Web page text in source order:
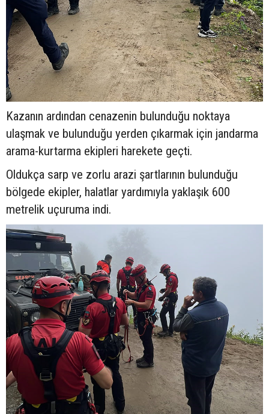
Kazanın ardından cenazenin bulunduğu noktaya
ulaşmak ve bulunduğu yerden çıkarmak için jandarma
arama-kurtarma ekipleri harekete geçti.
Oldukça sarp ve zorlu arazi şartlarının bulunduğu
bölgede ekipler, halatlar yardımıyla yaklaşık 600
metrelik uçuruma indi.